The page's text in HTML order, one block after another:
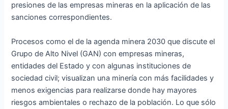
presiones de las empresas mineras en la aplicación de las
sanciones correspondientes.
Procesos como el de la agenda minera 2030 que discute el
Grupo de Alto Nivel (GAN) con empresas mineras,
entidades del Estado y con algunas instituciones de
sociedad civil; visualizan una minería con más facilidades y
menos exigencias para realizarse donde hay mayores
riesgos ambientales o rechazo de la población. Lo que sólo